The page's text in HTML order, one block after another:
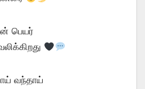
பெயர்
வந்தாய்